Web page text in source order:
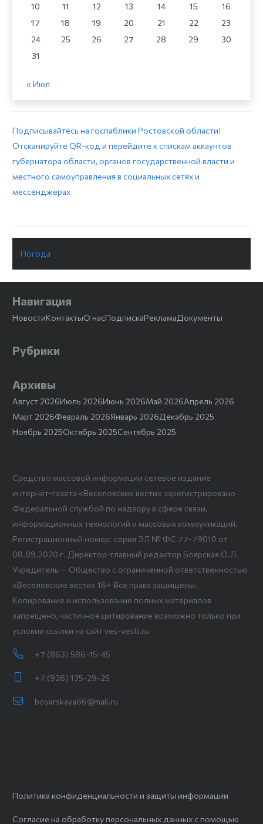
10
11 12 13 14 15
16
17
18 19 20 21 22
23
24
25 26 27 28 29
30
31
« Июл
Подписывайтесь на госпаблики Ростовской области!
Отсканируйте QR-код и перейдите к спискам аккаунтов
губернатора области, органов государственной власти и
местного самоуправления в социальных сетях и
мессенджерах
Погода
Навигация
НовостиКонтактыО насПодпискаРекламаДокументы
Рубрики
Архивы
Август 2026Июль 2026Июнь 2026Май 2026Апрель 2026
Март 2026Февраль 2026Январь 2026Декабрь 2025
Ноябрь 2025Октябрь 2025Сентябрь 2025
Средство массовой информации сетевое издание
интернет-газета «Веселовские вести» зарегистрировано
Федеральной службой по надзору в сфере связи,
информационных технологий и массовых коммуникаций.
Регистрационный номер: серия ЭЛ № ФС 77-79010 от
08.09.2020 г. Директор-главный редактор Боярская О.Л.
Учредитель — Общество с ограниченной ответственностью
«Веселовские вести» 16+ Все права защищены.
Копирование и использование полных материалов
запрещено, частичное цитирование возможно только при
условии ссылки на сайт ves-vesti.ru
+7 (863) 586-15-45
+7 (928) 135-29-25
boyarskaya66@mail.ru
Политика конфиденциальности и защиты информации
Согласие на обработку персональных данных с помощью